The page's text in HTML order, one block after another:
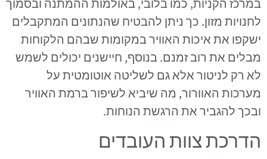
במרכז הקניות, כמו בלובי, באולמות ההמתנה ובסמוך
לחנויות מזון. כך ניתן להבטיח שהנתונים המתקבלים
ישקפו את איכות האוויר במקומות שבהם הלקוחות
מבלים את רוב זמנם. בנוסף, חיישנים יכולים לשמש
לא רק לניטור אלא גם לשליטה אוטומטית על
מערכות האוורור, מה שיביא לשיפור ברמת האוויר
ובכך להגביר את הרגשת הנוחות.
הדרכת צוות העובדים